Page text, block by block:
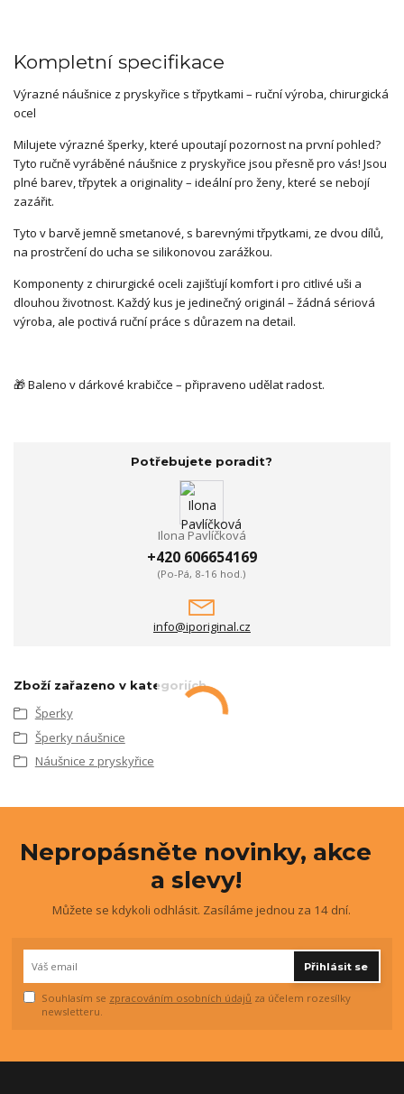
Kompletní specifikace
Výrazné náušnice z pryskyřice s třpytkami – ruční výroba, chirurgická
ocel
Milujete výrazné šperky, které upoutají pozornost na první pohled?
Tyto ručně vyráběné náušnice z pryskyřice jsou přesně pro vás! Jsou
plné barev, třpytek a originality – ideální pro ženy, které se nebojí
zazářit.
Tyto v barvě jemně smetanové, s barevnými třpytkami, ze dvou dílů,
na prostrčení do ucha se silikonovou zarážkou.
Komponenty z chirurgické oceli zajišťují komfort i pro citlivé uši a
dlouhou životnost. Každý kus je jedinečný originál – žádná sériová
výroba, ale poctivá ruční práce s důrazem na detail.
🎁 Baleno v dárkové krabičce – připraveno udělat radost.
Potřebujete poradit?
Ilona Pavlíčková
+420 606654169
(Po-Pá, 8-16 hod.)
info@iporiginal.cz
Zboží zařazeno v kategoriích
Šperky
Šperky náušnice
Náušnice z pryskyřice
Nepropásněte novinky, akce
a slevy!
Můžete se kdykoli odhlásit. Zasíláme jednou za 14 dní.
Přihlásit se
Souhlasím se zpracováním osobních údajů za účelem rozesílky
newsletteru.